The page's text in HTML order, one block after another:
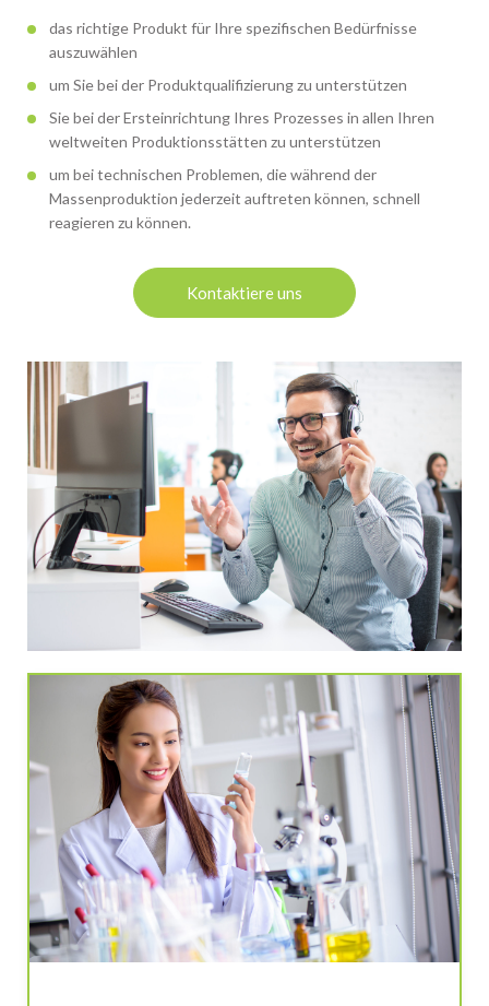
das richtige Produkt für Ihre spezifischen Bedürfnisse
auszuwählen
um Sie bei der Produktqualifizierung zu unterstützen
Sie bei der Ersteinrichtung Ihres Prozesses in allen Ihren
weltweiten Produktionsstätten zu unterstützen
um bei technischen Problemen, die während der
Massenproduktion jederzeit auftreten können, schnell
reagieren zu können.
Kontaktiere uns